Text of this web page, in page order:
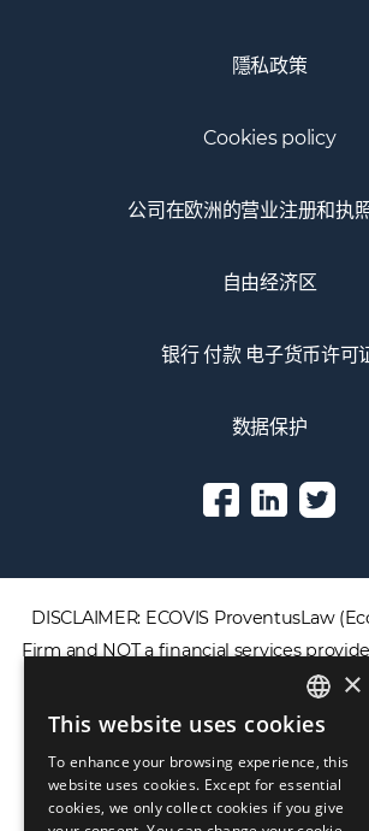
t
a
i
e
隱私政策
Cookies policy
公司在欧洲的营业注册和执
自由经济区
银行 付款 电子货币许可
数据保护
DISCLAIMER: ECOVIS ProventusLaw
Firm and NOT a financial services
or provide access to securities,
financial products including CFDs,
financial spread betting. We do
cryptocurrency exchanges, we are
Service Provider (CASP), and we do
ENGLISH
LIETUVIŲ
РУССКИЙ
×
This website uses cookies
To enhance your browsing experience, this
website uses cookies. Except for essential
cookies, we only collect cookies if you give